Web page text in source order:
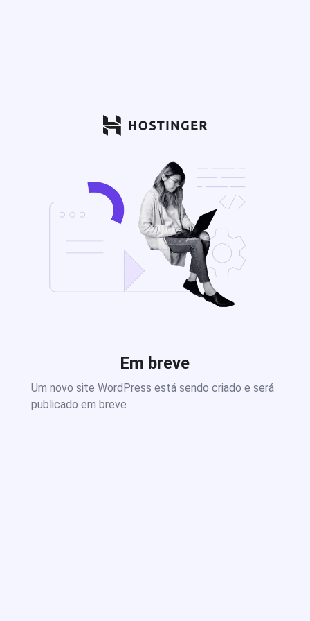
Em breve
Um novo site WordPress está sendo criado e será
publicado em breve